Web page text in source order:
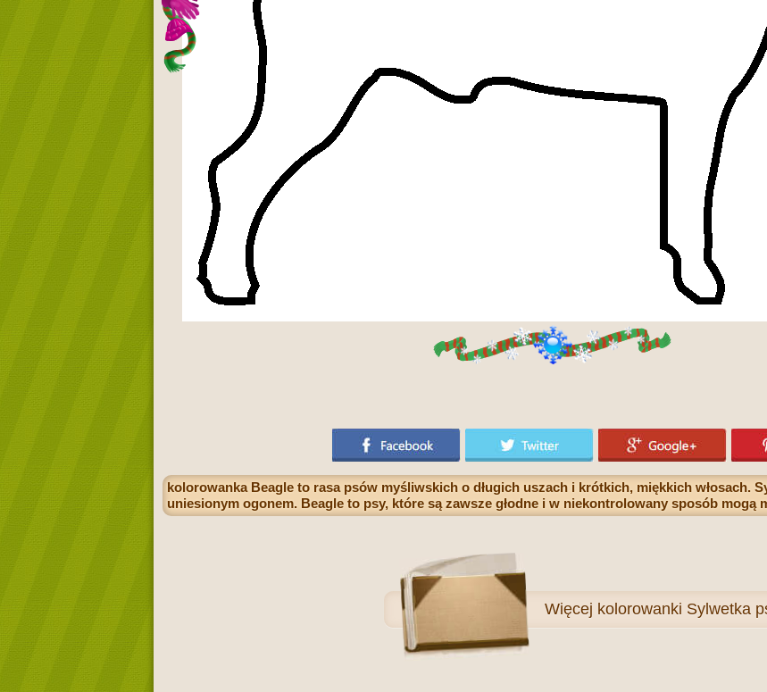
kolorowanka Beagle to rasa psów myśliwskich o długich uszach i krótkich, miękkich włosach.
uniesionym ogonem. Beagle to psy, które są zawsze głodne i w niekontrolowany sposób mogą
Więcej kolorowanki Sylwetka